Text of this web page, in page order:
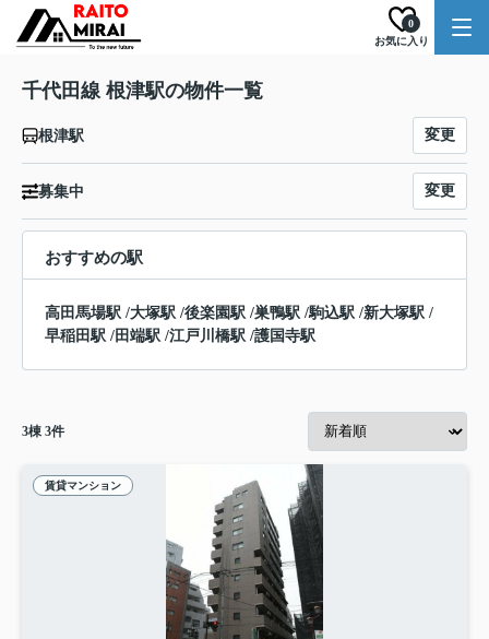
お気に入り
0
千代田線 根津駅の物件一覧
根津駅 変更
募集中 変更
おすすめの駅
高田馬場駅 /大塚駅 /後楽園駅 /巣鴨駅 /駒込駅 /新大塚駅 /
早稲田駅 /田端駅 /江戸川橋駅 /護国寺駅
3棟 3件
賃貸マンション